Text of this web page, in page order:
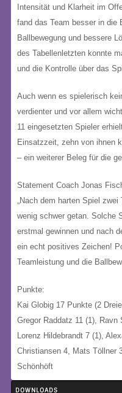
DOWNLOADS
Intensität und Klarheit im
fand das Team besser in die
Ballbewegung und bessere
des Tabellenletzten konnte
und die Kontrolle über das
Auch wenn es spielerisch
verdienter und vor allem
11 eingesetzten Spieler
Einsatzzeit, zehn von ihnen
– ein weiterer Beleg für die
Statement Coach Jonas
„Nach dem harten Spiel
wenig schwer getan. Solche
erstmal gewinnen und nach
ein echt positives Zeichen!
Teamleistung und die
Punkte:
Kai Globig 17 Punkte (2
Gregor Raddatz 11 (1),
Lorenz Hildebrandt 7 (1),
Christiansen 4, Mats Töllner
Schönhöft